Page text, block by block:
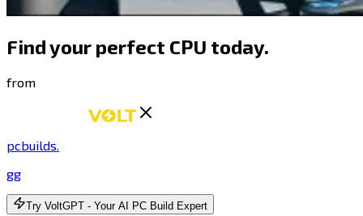
Find your perfect CPU today.
from
pcbuilds.
gg
Try VoltGPT - Your AI PC Build Expert